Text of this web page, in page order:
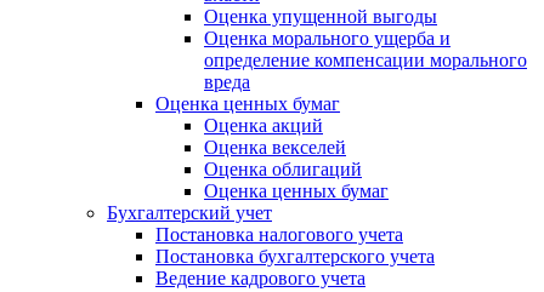
Оценка упущенной выгоды
Оценка морального ущерба и
определение компенсации морального
вреда
Оценка ценных бумаг
Оценка акций
Оценка векселей
Оценка облигаций
Оценка ценных бумаг
Бухгалтерский учет
Постановка налогового учета
Постановка бухгалтерского учета
Ведение кадрового учета